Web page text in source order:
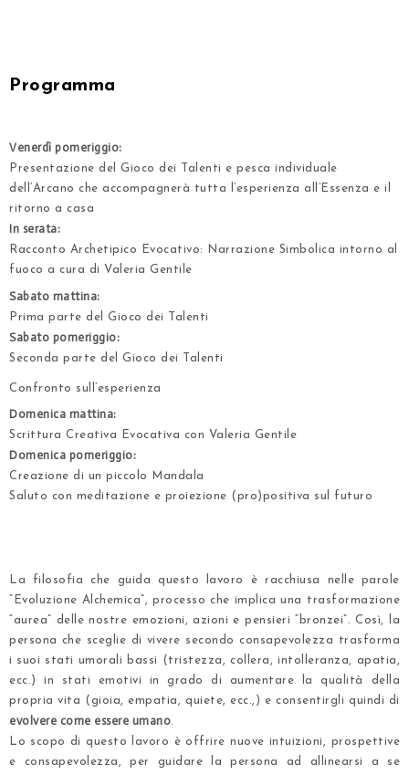
Programma
Venerdì pomeriggio:
Presentazione del Gioco dei Talenti e pesca individuale
dell’Arcano che accompagnerà tutta l’esperienza all’Essenza e il
ritorno a casa
In serata:
Racconto Archetipico Evocativo: Narrazione Simbolica intorno al
fuoco a cura di Valeria Gentile
Sabato mattina:
Prima parte del Gioco dei Talenti
Sabato pomeriggio:
Seconda parte del Gioco dei Talenti
Confronto sull’esperienza
Domenica mattina:
Scrittura Creativa Evocativa con Valeria Gentile
Domenica pomeriggio:
Creazione di un piccolo Mandala
Saluto con meditazione e proiezione (pro)positiva sul futuro
La filosofia che guida questo lavoro è racchiusa nelle parole
“Evoluzione Alchemica”, processo che implica una trasformazione
“aurea” delle nostre emozioni, azioni e pensieri “bronzei”. Così, la
persona che sceglie di vivere secondo consapevolezza trasforma
i suoi stati umorali bassi (tristezza, collera, intolleranza, apatia,
ecc.) in stati emotivi in grado di aumentare la qualità della
propria vita (gioia, empatia, quiete, ecc.,) e consentirgli quindi di
evolvere come essere umano.
Lo scopo di questo lavoro è offrire nuove intuizioni, prospettive
e consapevolezza, per guidare la persona ad allinearsi a se